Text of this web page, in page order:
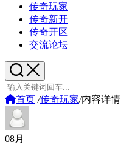
传奇玩家
传奇新开
传奇开区
交流论坛
首页 /传奇玩家/内容详情
08月